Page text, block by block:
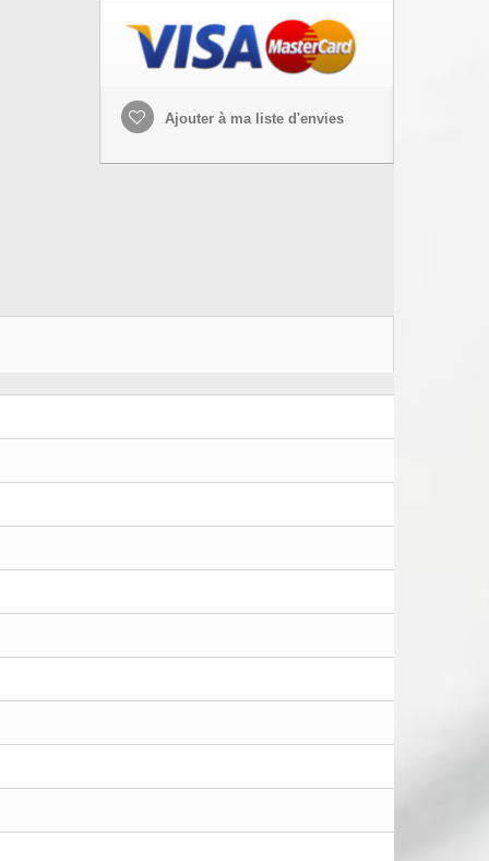
Ajouter à ma liste d'envies